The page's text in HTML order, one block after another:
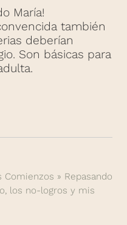
María!
también
deberían
Son básicas para
Comienzos » Repasando
los no-logros y mis